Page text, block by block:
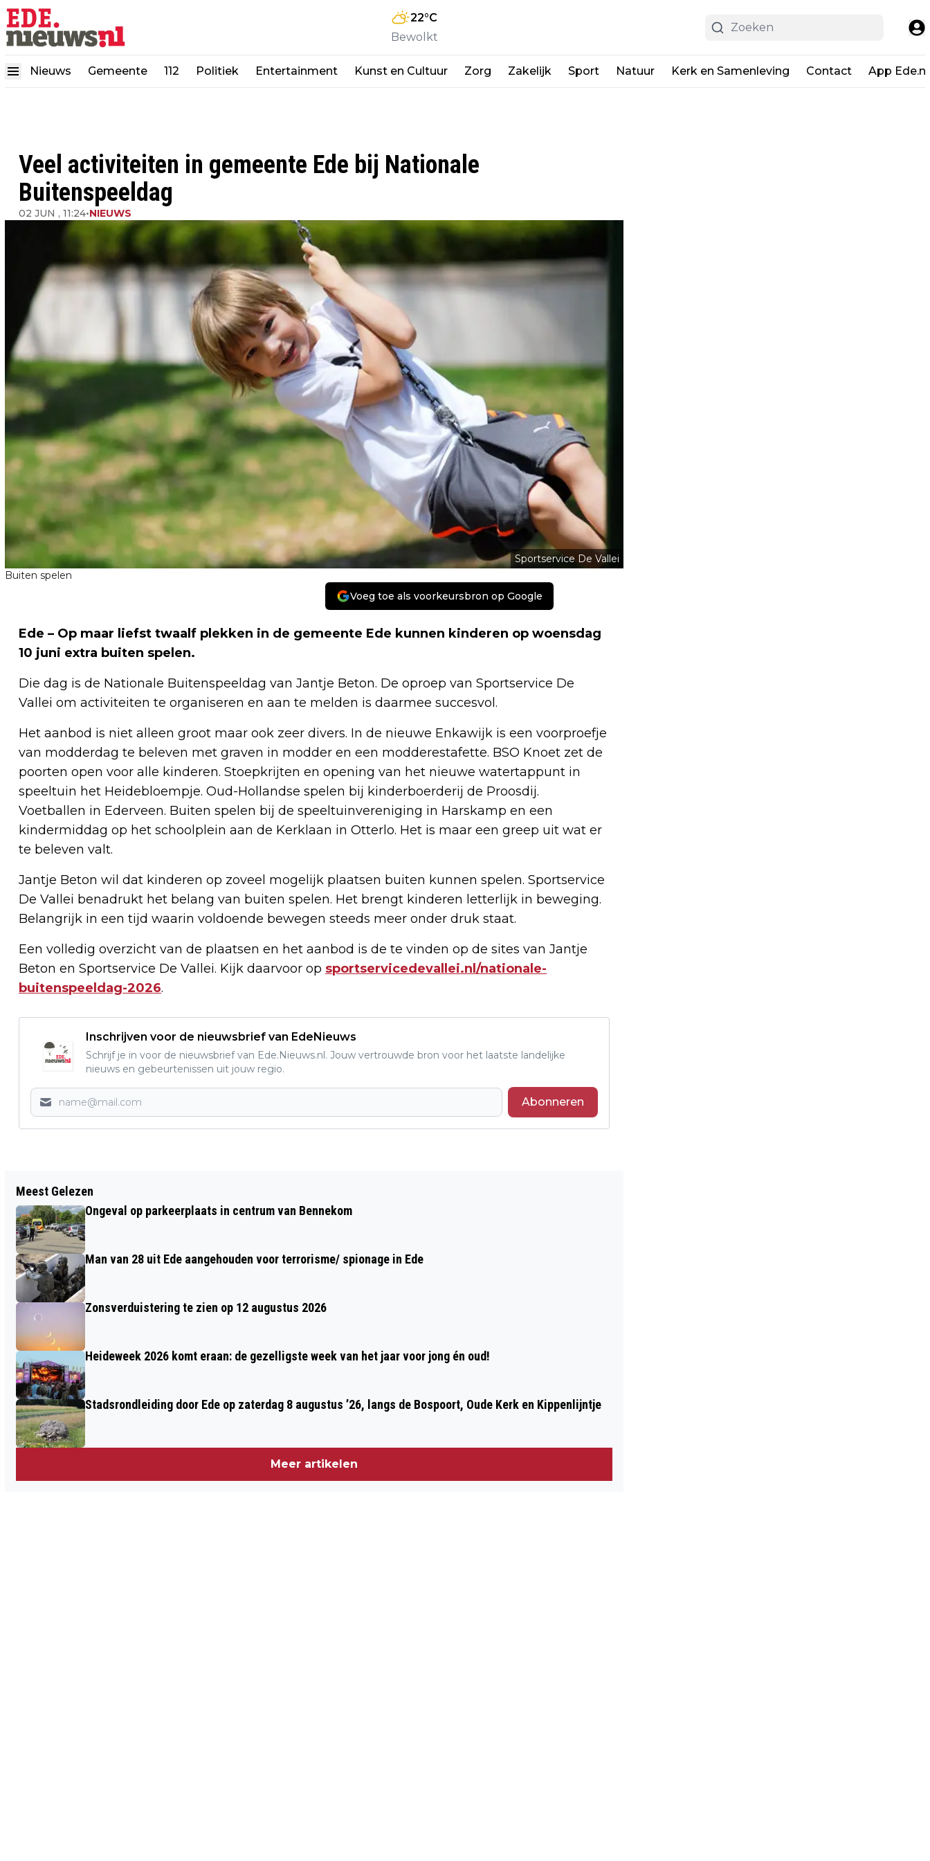
22°C
Bewolkt
Nieuws Gemeente 112 Politiek Entertainment Kunst en Cultuur Zorg Zakelijk Sport Natuur Kerk en Samenleving Contact App
Veel activiteiten in gemeente Ede bij Nationale
Buitenspeeldag
02 JUN , 11:24•NIEUWS
Sportservice De Vallei
Buiten spelen
Voeg toe als voorkeursbron op Google
Ede – Op maar liefst twaalf plekken in de gemeente Ede kunnen kinderen op woensdag
10 juni extra buiten spelen.
Die dag is de Nationale Buitenspeeldag van Jantje Beton. De oproep van Sportservice De
Vallei om activiteiten te organiseren en aan te melden is daarmee succesvol.
Het aanbod is niet alleen groot maar ook zeer divers. In de nieuwe Enkawijk is een voorproefje
van modderdag te beleven met graven in modder en een modderestafette. BSO Knoet zet de
poorten open voor alle kinderen. Stoepkrijten en opening van het nieuwe watertappunt in
speeltuin het Heidebloempje. Oud-Hollandse spelen bij kinderboerderij de Proosdij.
Voetballen in Ederveen. Buiten spelen bij de speeltuinvereniging in Harskamp en een
kindermiddag op het schoolplein aan de Kerklaan in Otterlo. Het is maar een greep uit wat er
te beleven valt.
Jantje Beton wil dat kinderen op zoveel mogelijk plaatsen buiten kunnen spelen. Sportservice
De Vallei benadrukt het belang van buiten spelen. Het brengt kinderen letterlijk in beweging.
Belangrijk in een tijd waarin voldoende bewegen steeds meer onder druk staat.
Een volledig overzicht van de plaatsen en het aanbod is de te vinden op de sites van Jantje
Beton en Sportservice De Vallei. Kijk daarvoor op sportservicedevallei.nl/nationale-
buitenspeeldag-2026.
Inschrijven voor de nieuwsbrief van EdeNieuws
Schrijf je in voor de nieuwsbrief van Ede.Nieuws.nl. Jouw vertrouwde bron voor het laatste landelijke
nieuws en gebeurtenissen uit jouw regio.
Abonneren
OP REIS MET DE NIEUWE OV-PAS
VERDIENT EEN WAARDE-RING?
Meest Gelezen
Ongeval op parkeerplaats in centrum van Bennekom
Man van 28 uit Ede aangehouden voor terrorisme/ spionage in Ede
Zonsverduistering te zien op 12 augustus 2026
Heideweek 2026 komt eraan: de gezelligste week van het jaar voor jong én oud!
Stadsrondleiding door Ede op zaterdag 8 augustus ’26, langs de Bospoort, Oude Kerk en Kippenlijntje
Meer artikelen